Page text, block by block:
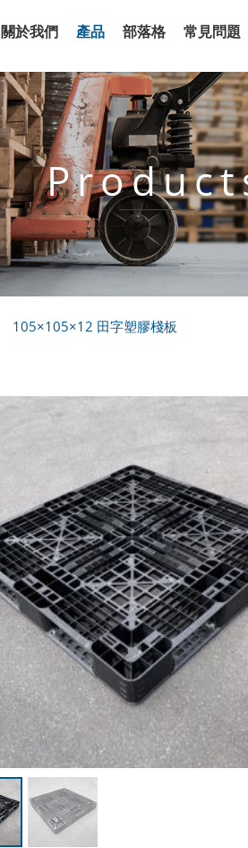
關於我們 產品 部落格 常見問題
105×105×12 田字塑膠棧板